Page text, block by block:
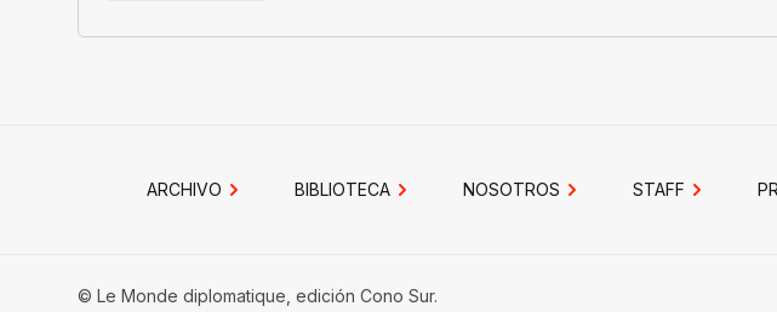
ARCHIVO BIBLIOTECA NOSOTROS STAFF
© Le Monde diplomatique, edición Cono Sur.